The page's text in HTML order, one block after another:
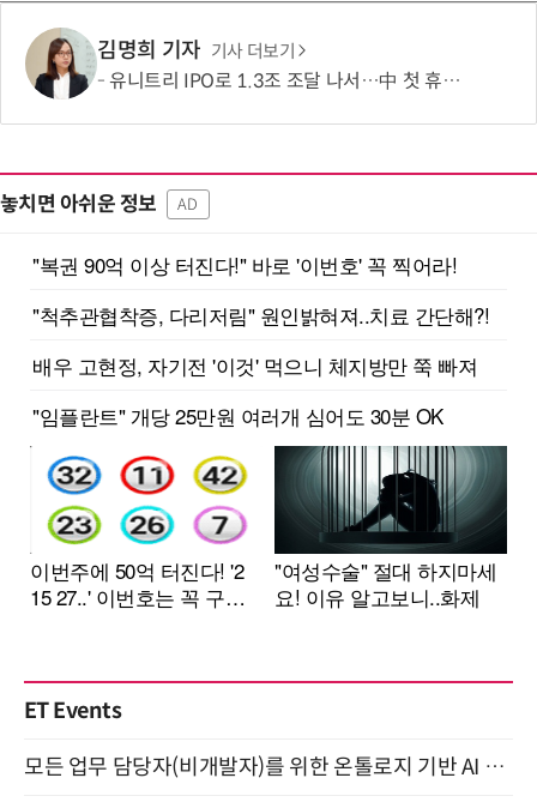
김명희 기자 기사 더보기
유니트리 IPO로 1.3조 조달 나서…中 첫 휴머노이드 상장사 탄생 임박
놓치면 아쉬운 정보 AD
ET Events
모든 업무 담당자(비개발자)를 위한 온톨로지 기반 AI 지식체계 설계 1-day 워크숍 8월 20일 개최